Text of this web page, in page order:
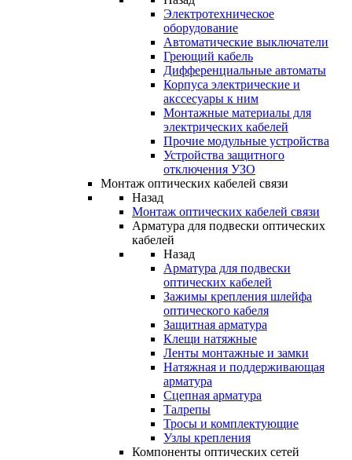
Электротехническое
оборудование
Автоматические выключатели
Греющий кабель
Дифференциальные автоматы
Корпуса электрические и
акссесуары к ним
Монтажные материалы для
электрических кабелей
Прочие модульные устройства
Устройства защитного
отключения УЗО
Монтаж оптических кабелей связи
Назад
Монтаж оптических кабелей связи
Арматура для подвески оптических
кабелей
Назад
Арматура для подвески
оптических кабелей
Зажимы крепления шлейфа
оптического кабеля
Защитная арматура
Клещи натяжные
Ленты монтажные и замки
Натяжная и поддерживающая
арматура
Сцепная арматура
Талрепы
Тросы и комплектующие
Узлы крепления
Компоненты оптических сетей